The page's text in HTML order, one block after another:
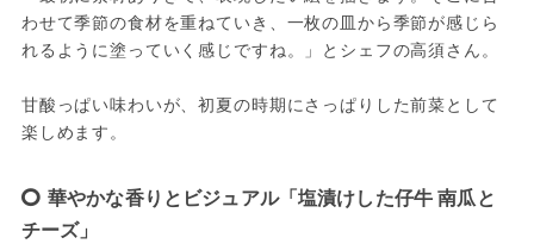
わせて季節の食材を重ねていき、一枚の皿から季節が感じら
れるように塗っていく感じですね。」とシェフの高須さん。
甘酸っぱい味わいが、初夏の時期にさっぱりした前菜として
楽しめます。
華やかな香りとビジュアル「塩漬けした仔牛 南瓜と
チーズ」